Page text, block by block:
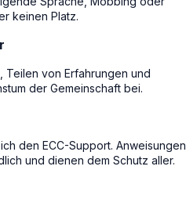
keinen Platz.
von Erfahrungen und
der Gemeinschaft bei.
den ECC-Support. Anweisungen
und dienen dem Schutz aller.